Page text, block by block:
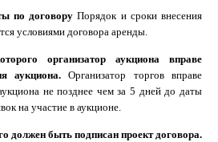
по договоруПорядок и сроки внесения
условиями договора аренды.
организатор аукциона вправе
аукциона.Организатор торгов вправе
не позднее чем за 5 дней до даты
на участие в аукционе.
должен быть подписан проект договора.